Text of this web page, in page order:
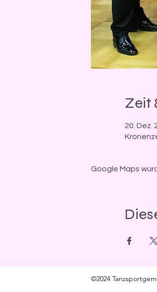
Zeit
20. Dez.
Google Maps
©2024